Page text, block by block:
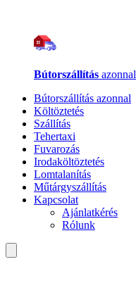
Bútorszállítás azonnal
Bútorszállítás azonnal
Költöztetés
Szállítás
Tehertaxi
Fuvarozás
Irodaköltöztetés
Lomtalanítás
Műtárgyszállítás
Kapcsolat
Ajánlatkérés
Rólunk